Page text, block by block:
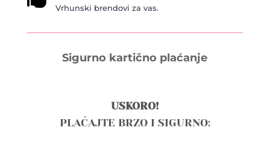
Vrhunski brendovi za vas.
Sigurno kartično plaćanje
USKORO!
PLAĆAJTE BRZO I SIGURNO: